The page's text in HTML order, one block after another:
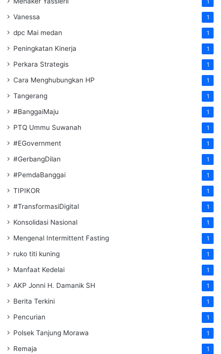
1
Vanessa 1
dpc Mai medan 1
Peningkatan Kinerja 1
Perkara Strategis 1
Cara Menghubungkan HP 1
Tangerang 1
#BanggaiMaju 1
PTQ Ummu Suwanah 1
#EGovernment 1
#GerbangDilan 1
#PemdaBanggai 1
TIPIKOR 1
#TransformasiDigital 1
Konsolidasi Nasional 1
Mengenal Intermittent Fasting 1
ruko titi kuning 1
Manfaat Kedelai 1
AKP Jonni H. Damanik SH 1
Berita Terkini 1
Pencurian 1
Polsek Tanjung Morawa 1
Remaja 1